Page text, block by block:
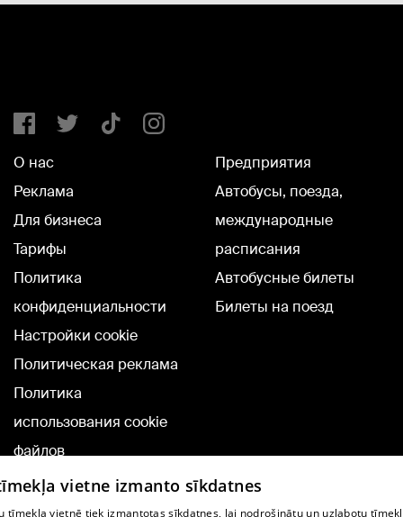
О нас
Реклама
Для бизнеса
Тарифы
Политика
конфиденциальности
Настройки cookie
Политическая реклама
Политика
использования cookie
файлов
Добавление
комментариев
Предприятия
Автобусы, поезда,
международные
расписания
Автобусные билеты
Билеты на поезд
vietne izmanto sīkdatnes
tīmekļa vietnē tiek izmantotas sīkdatnes, lai nodrošinātu un uzlabotu